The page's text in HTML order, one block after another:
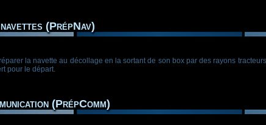
(PrépNav)
la navette au décollage en la sortant de son box par des rayons
pour le départ.
(PrépComm)